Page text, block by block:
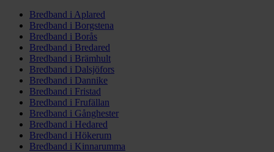
Bredband i Aplared
Bredband i Borgstena
Bredband i Borås
Bredband i Bredared
Bredband i Brämhult
Bredband i Dalsjöfors
Bredband i Dannike
Bredband i Fristad
Bredband i Frufällan
Bredband i Gånghester
Bredband i Hedared
Bredband i Hökerum
Bredband i Kinnarumma